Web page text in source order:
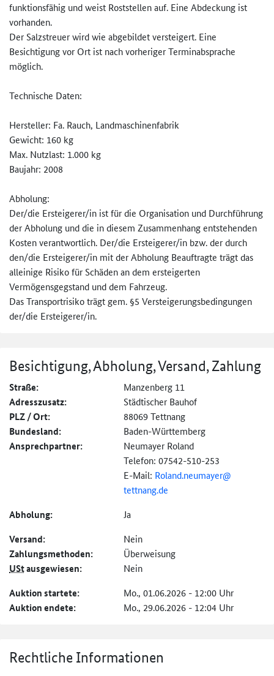
funktionsfähig und weist Roststellen auf. Eine Abdeckung ist
vorhanden.
Der Salzstreuer wird wie abgebildet versteigert. Eine
Besichtigung vor Ort ist nach vorheriger Terminabsprache
möglich.
Technische Daten:
Hersteller: Fa. Rauch, Landmaschinenfabrik
Gewicht: 160 kg
Max. Nutzlast: 1.000 kg
Baujahr: 2008
Abholung:
Der/die Ersteigerer/in ist für die Organisation und Durchführung
der Abholung und die in diesem Zusammenhang entstehenden
Kosten verantwortlich. Der/die Ersteigerer/in bzw. der durch
den/die Ersteigerer/in mit der Abholung Beauftragte trägt das
alleinige Risiko für Schäden an dem ersteigerten
Vermögensgegstand und dem Fahrzeug.
Das Transportrisiko trägt gem. §5 Versteigerungsbedingungen
der/die Ersteigerer/in.
Besichtigung, Abholung, Versand, Zahlung
Straße: Manzenberg 11
Adresszusatz: Städtischer Bauhof
PLZ / Ort: 88069 Tettnang
Bundesland: Baden-Württemberg
Ansprechpartner:
Neumayer Roland
Telefon: 07542-510-253
E-Mail: Roland.neumayer@
tettnang.de
Abholung: Ja
Versand: Nein
Zahlungs­methoden: Überweisung
UStausgewiesen: Nein
Auktion startete: Mo., 01.06.2026 - 12:00 Uhr
Auktion endete: Mo., 29.06.2026 - 12:04 Uhr
Rechtliche Informationen